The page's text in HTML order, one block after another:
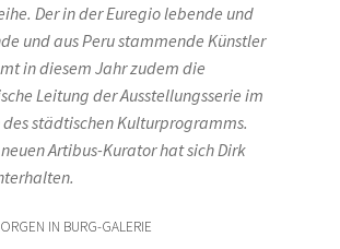
Der in der Euregio lebende und
und aus Peru stammende Künstler
in diesem Jahr zudem die
Leitung der Ausstellungsserie im
des städtischen Kulturprogramms.
Artibus-Kurator hat sich Dirk
IN BURG-GALERIE